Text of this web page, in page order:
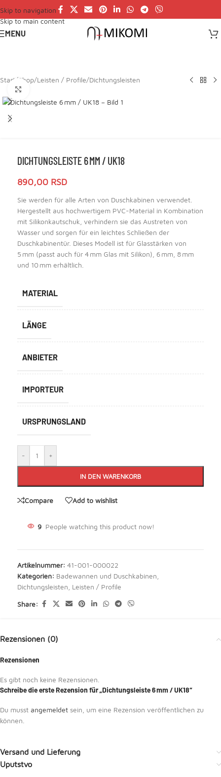
Skip to navigation
Skip to main content
MENU
Start /Shop/Leisten / Profile/Dichtungsleisten
DICHTUNGSLEISTE 6 MM / UK18
890,00 RSD
Sie werden für alle Arten von Duschkabinen verwendet.
Hergestellt aus hochwertigem PVC-Material in Kombination
mit Silikonkautschuk, verhindern sie das Austreten von
Wasser und sorgen für ein leichtes Schließen der
Duschkabinentür. Dieses Modell ist für Glasstärken von
5 mm (passt auch für 4 mm Glas mit Silikon), 6 mm, 8 mm
und 10 mm erhältlich.
MATERIAL
LÄNGE
ANBIETER
IMPORTEUR
URSPRUNGSLAND
- +
IN DEN WARENKORB
Compare Add to wishlist
9 People watching this product now!
Artikelnummer: 41-001-000022
Kategorien: Badewannen und Duschkabinen
Dichtungsleisten Leisten / Profile
Share:
Rezensionen (0)
Rezensionen
Es gibt noch keine Rezensionen.
Schreibe die erste Rezension für „Dichtungsleiste 6 mm / UK18“
Du musst angemeldet sein, um eine Rezension veröffentlichen zu
können.
Versand und Lieferung
Uputstvo